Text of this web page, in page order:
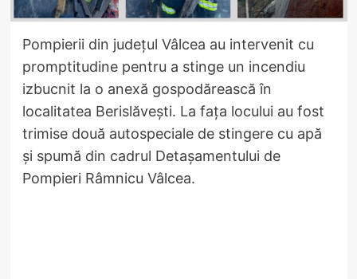
Pompierii din județul Vâlcea au intervenit cu
promptitudine pentru a stinge un incendiu
izbucnit la o anexă gospodărească în
localitatea Berislăvești. La fața locului au fost
trimise două autospeciale de stingere cu apă
și spumă din cadrul Detașamentului de
Pompieri Râmnicu Vâlcea.